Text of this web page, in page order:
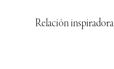
Relación inspiradora